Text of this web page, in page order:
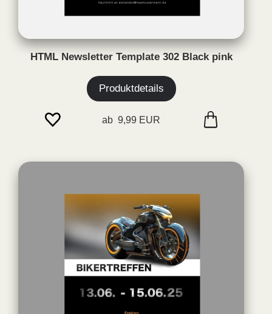
HTML Newsletter Template 302 Black pink
Produktdetails
ab 9,99 EUR